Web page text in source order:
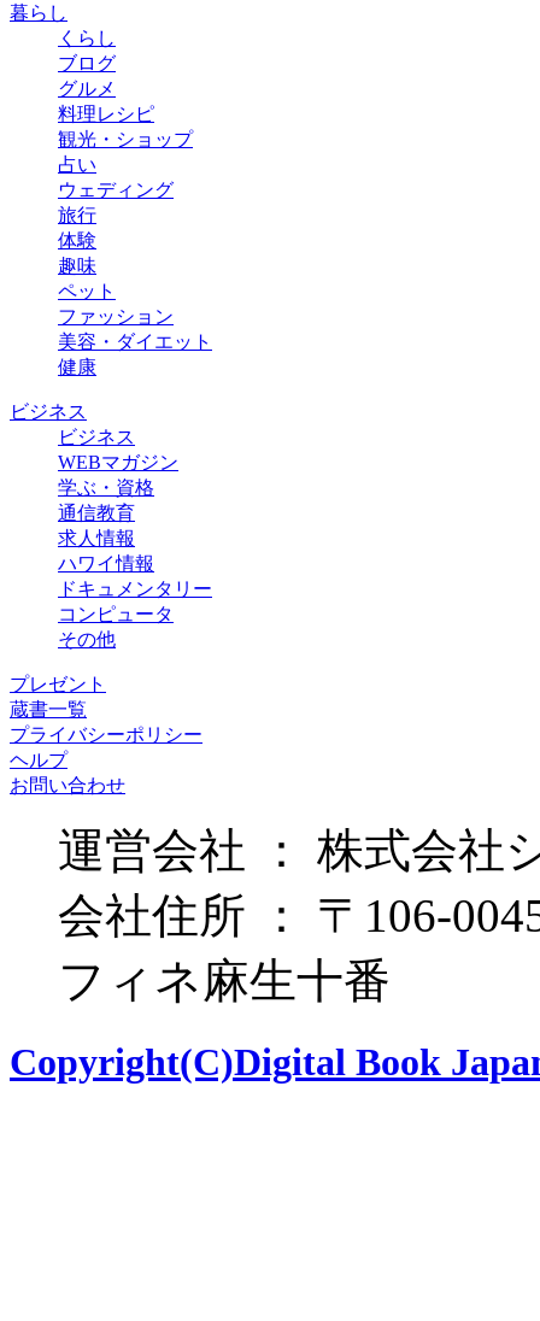
暮らし
くらし
ブログ
グルメ
料理レシピ
観光・ショップ
占い
ウェディング
旅行
体験
趣味
ペット
ファッション
美容・ダイエット
健康
ビジネス
ビジネス
WEBマガジン
学ぶ・資格
通信教育
求人情報
ハワイ情報
ドキュメンタリー
コンピュータ
その他
プレゼント
蔵書一覧
プライバシーポリシー
ヘルプ
お問い合わせ
運営会社 ： 株式会社
会社住所 ： 〒106-
フィネ麻生十番
Copyright(C)Digital Book